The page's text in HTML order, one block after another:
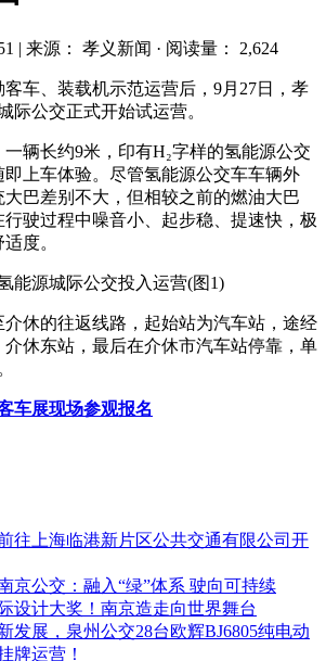
| 来源： 孝义新闻 · 阅读量： 2,624
车、装载机示范运营后，9月27日，孝
际公交正式开始试运营。
辆长约9米，印有H₂字样的氢能源公交
上车体验。尽管氢能源公交车车辆外
巴差别不大，但相较之前的燃油大巴
驶过程中噪音小、起步稳、提速快，极
度。
休的往返线路，起始站为汽车站，途经
休东站，最后在介休市汽车站停靠，单
车展现场参观报名
往上海临港新片区公共交通有限公司开
京公交：融入“绿”体系 驶向可持续
设计大奖！南京造走向世界舞台
发展，泉州公交28台欧辉BJ6805纯电动
牌运营！